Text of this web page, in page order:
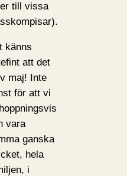
till vissa
känns
att det
maj! Inte
för att vi
vara
ganska
hela
i